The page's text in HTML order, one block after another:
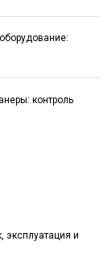
контроль
эксплуатация и